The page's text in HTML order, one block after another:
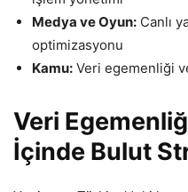
Medya ve Oyun: Canlı
optimizasyonu
Kamu: Veri egemenliği
Veri
İçinde Bulut